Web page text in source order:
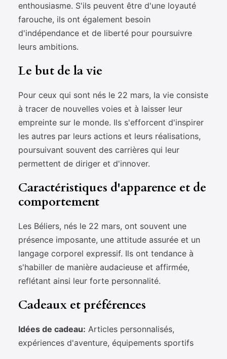
enthousiasme. S'ils peuvent être d'une loyauté
farouche, ils ont également besoin
d'indépendance et de liberté pour poursuivre
leurs ambitions.
Le but de la vie
Pour ceux qui sont nés le 22 mars, la vie consiste
à tracer de nouvelles voies et à laisser leur
empreinte sur le monde. Ils s'efforcent d'inspirer
les autres par leurs actions et leurs réalisations,
poursuivant souvent des carrières qui leur
permettent de diriger et d'innover.
Caractéristiques d'apparence et de
comportement
Les Béliers, nés le 22 mars, ont souvent une
présence imposante, une attitude assurée et un
langage corporel expressif. Ils ont tendance à
s'habiller de manière audacieuse et affirmée,
reflétant ainsi leur forte personnalité.
Cadeaux et préférences
Idées de cadeau: Articles personnalisés,
expériences d'aventure, équipements sportifs